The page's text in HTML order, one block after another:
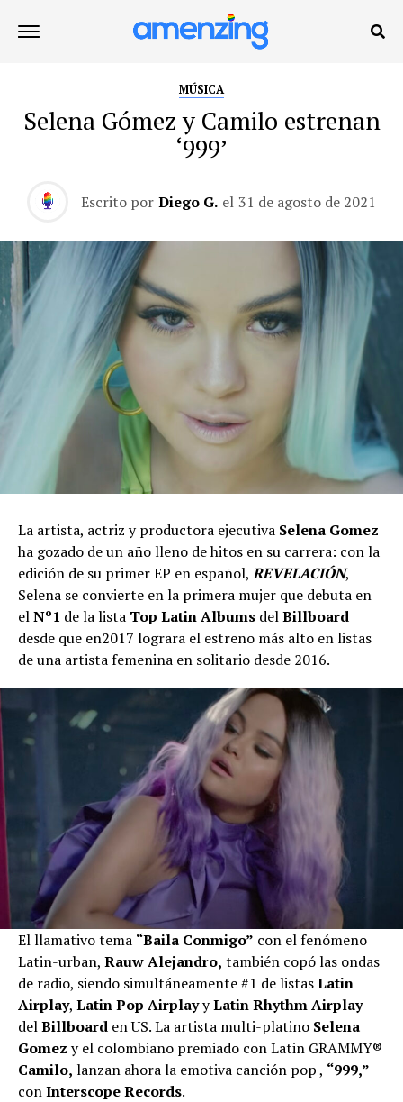
MÚSICA
Selena Gómez y Camilo estrenan
‘999’
Escrito por Diego G. el 31 de agosto de 2021
La artista, actriz y productora ejecutiva Selena Gomez
ha gozado de un año lleno de hitos en su carrera: con la
edición de su primer EP en español, REVELACIÓN,
Selena se convierte en la primera mujer que debuta en
elNº1 de la lista Top Latin Albums delBillboard
desde que en2017 lograra el estreno más alto en listas
de una artista femenina en solitario desde 2016.
El llamativo tema “Baila Conmigo” con el fenómeno
Latin-urban, Rauw Alejandro, también copó las ondas
de radio, siendo simultáneamente #1 de listasLatin
Airplay, Latin Pop AirplayyLatin Rhythm Airplay
delBillboard en US. La artista multi-platino Selena
Gomez y el colombiano premiado con Latin GRAMMY®
Camilo, lanzan ahora la emotiva canción pop , “999,”
conInterscope Records.